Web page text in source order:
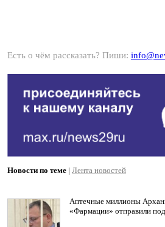
Есть о чём рассказать? Пиши:
Новости по теме | Лента новостей
Аптечные миллионы
«Фармации» отправили